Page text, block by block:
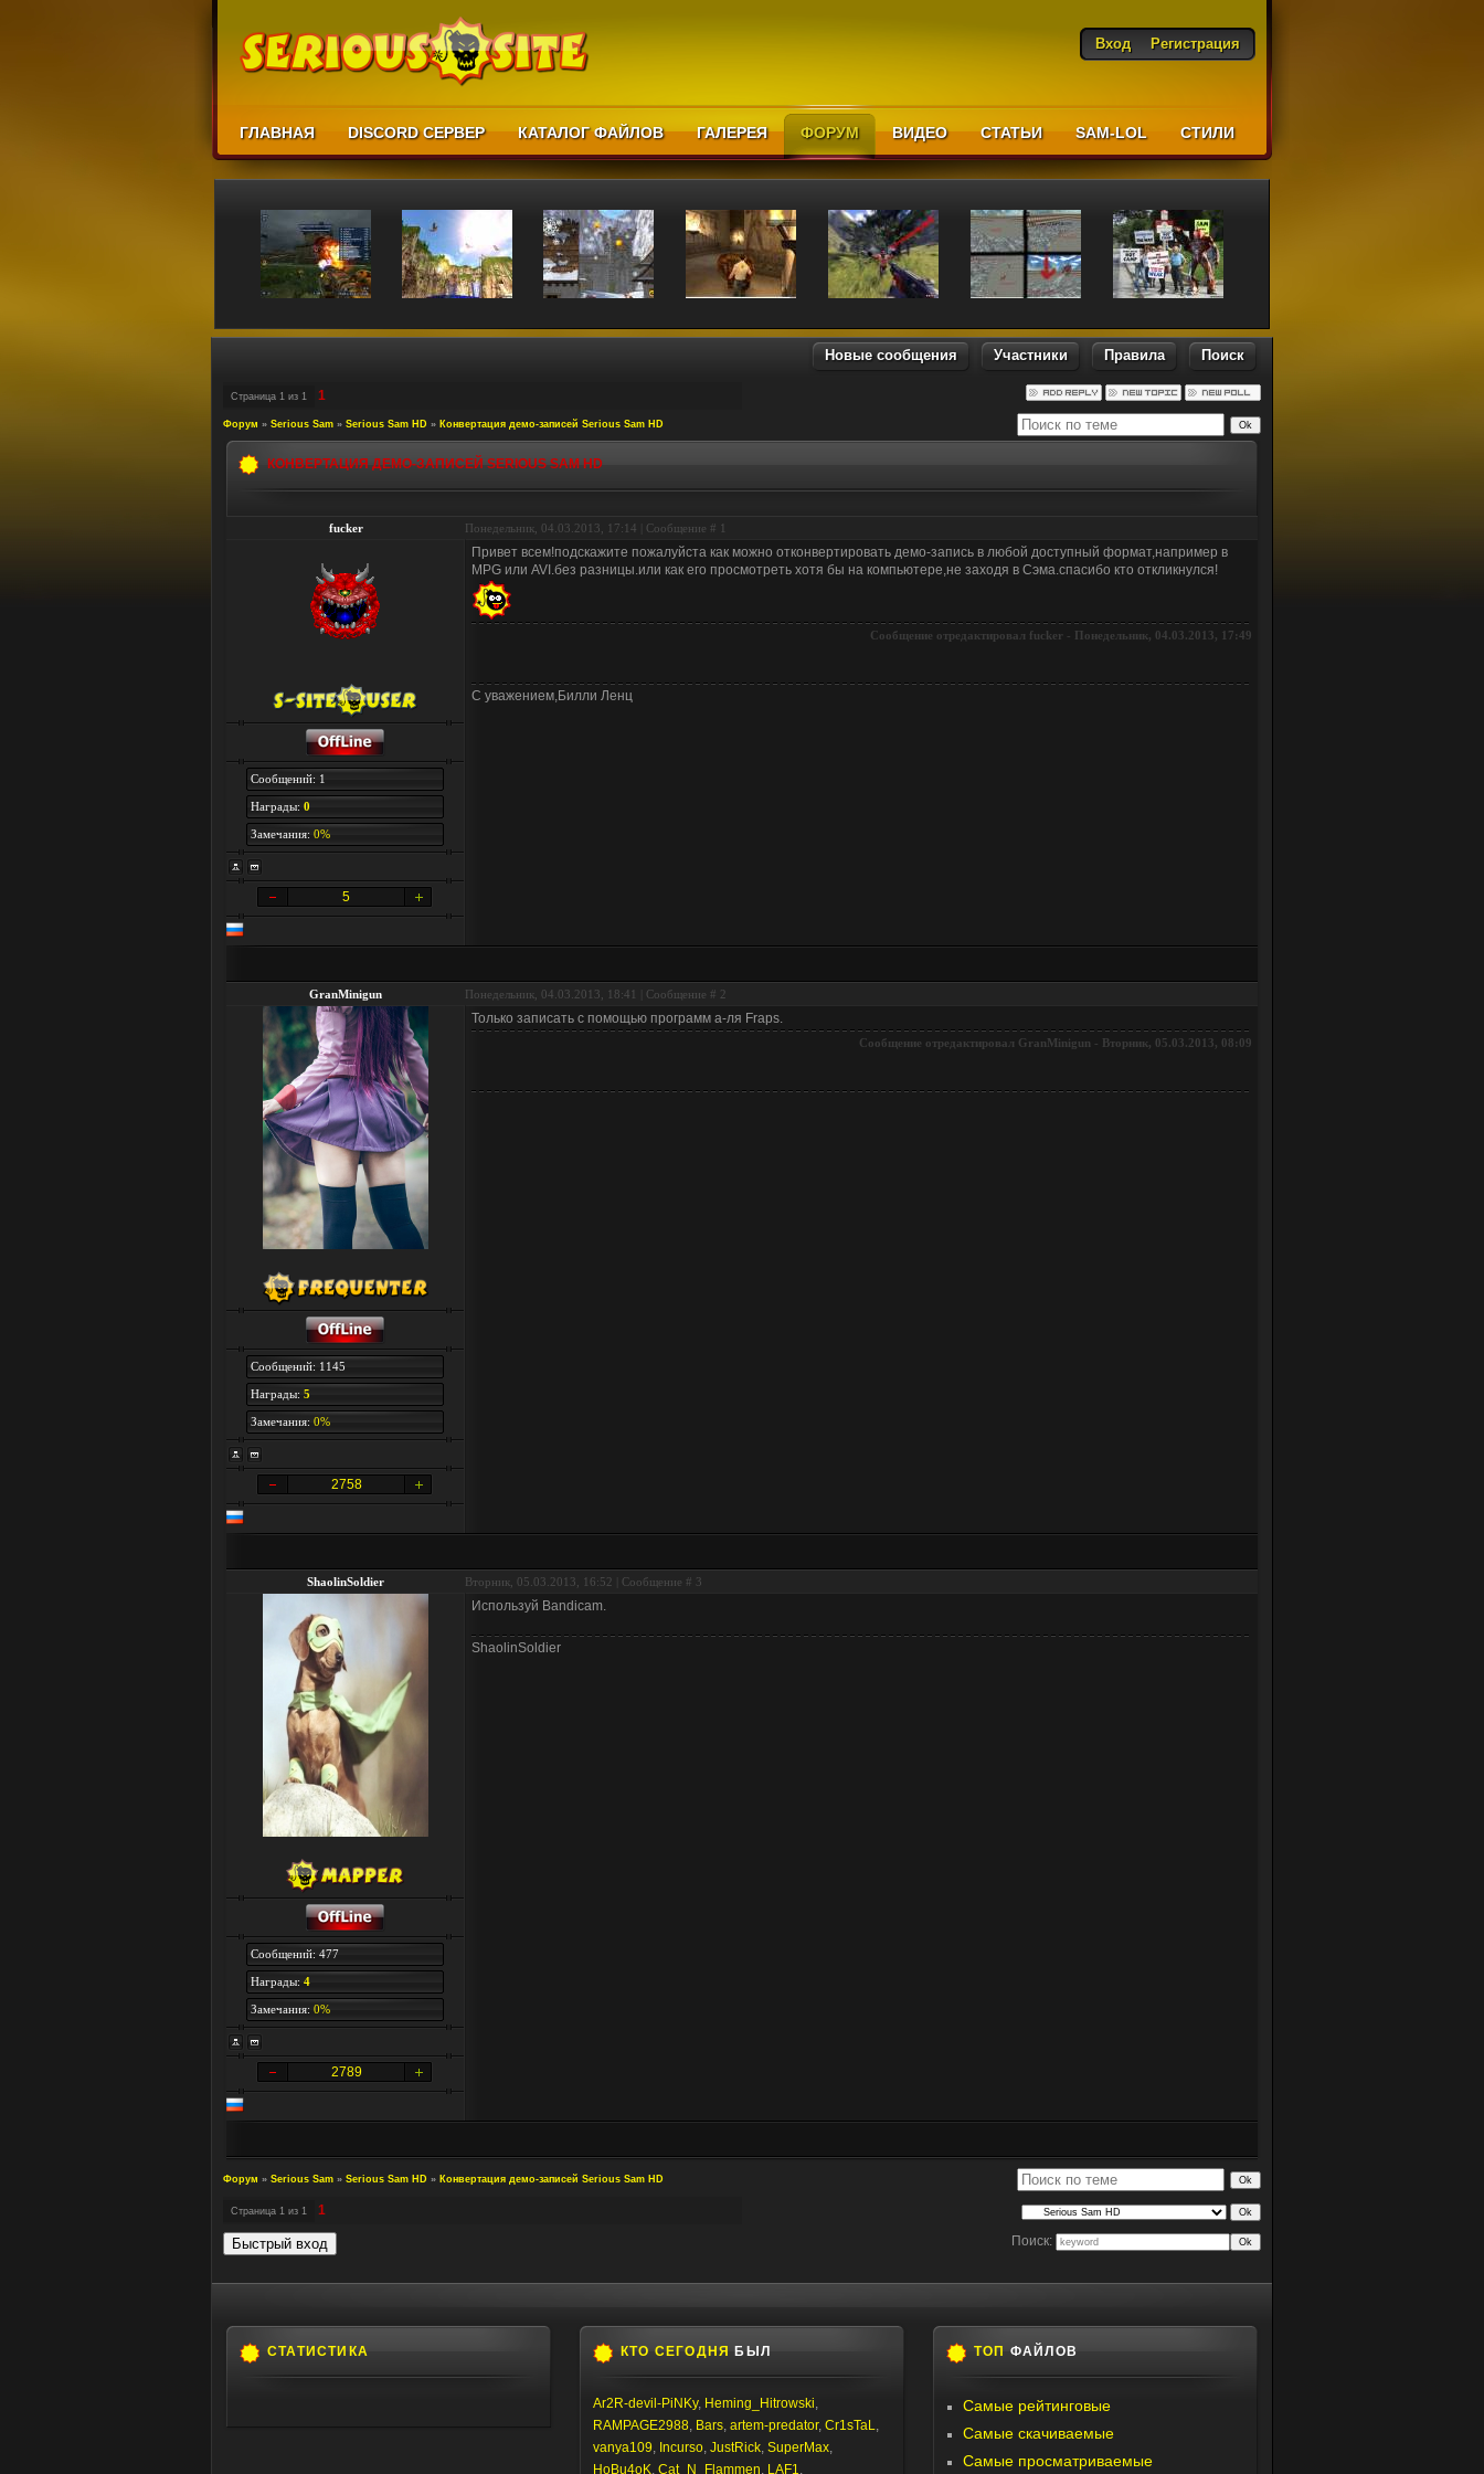
Вход Регистрация
ГЛАВНАЯ DISCORD СЕРВЕР КАТАЛОГ ФАЙЛОВ ГАЛЕРЕЯ ФОРУМ ВИДЕО СТАТЬИ SAM-LOL CТИЛИ
Новые сообщения Участники Правила Поиск
Страница 1 из 1 1
Форум » Serious Sam » Serious Sam HD » Конвертация демо-записей Serious Sam HD
КОНВЕРТАЦИЯ ДЕМО-ЗАПИСЕЙ SERIOUS SAM HD
fucker Понедельник, 04.03.2013, 17:14 | Сообщение # 1
Сообщений: 1
Награды: 0
Замечания: 0%
5
Привет всем!подскажите пожалуйста как можно отконвертировать демо-запись в любой доступный формат,например в
MPG или AVI.без разницы.или как его просмотреть хотя бы на компьютере,не заходя в Сэма.спасибо кто откликнулся!
Сообщение отредактировал fucker - Понедельник, 04.03.2013, 17:49
С уважением,Билли Ленц
GranMinigun Понедельник, 04.03.2013, 18:41 | Сообщение # 2
Сообщений: 1145
Награды: 5
Замечания: 0%
2758
Только записать с помощью программ а-ля Fraps.
Сообщение отредактировал GranMinigun - Вторник, 05.03.2013, 08:09
ShaolinSoldier Вторник, 05.03.2013, 16:52 | Сообщение # 3
Сообщений: 477
Награды: 4
Замечания: 0%
2789
Используй Bandicam.
ShaolinSoldier
Форум » Serious Sam » Serious Sam HD » Конвертация демо-записей Serious Sam HD
Страница 1 из 1
1
Поиск:
СТАТИСТИКА КТО СЕГОДНЯ БЫЛ
Ar2R-devil-PiNKy, Heming_Hitrowski,
RAMPAGE2988, Bars, artem-predator, Cr1sTaL,
vanya109, Incurso, JustRick, SuperMax,
HoBu4oK, Cat_N_Flammen, LAF1,
ТОП ФАЙЛОВ
Самые рейтинговые
Самые скачиваемые
Самые просматриваемые